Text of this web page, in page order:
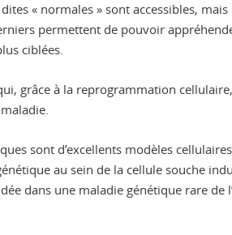
« normales » sont accessibles,
permettent de pouvoir
ciblées.
grâce à la reprogrammation
sont d’excellents modèles
au sein de la cellule souche
dans une maladie génétique rare